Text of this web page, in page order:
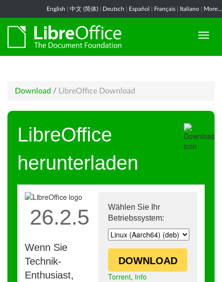
English 中文 (简体) Deutsch Español Français Italiano More...
Download / LibreOffice Download
LibreOffice
herunterladen
Wählen Sie Ihr
Betriebssystem:
DOWNLOAD
Torrent, Info
26.2.5
Wenn Sie
Technik-
Enthusiast,